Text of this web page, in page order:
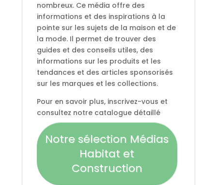
nombreux. Ce média offre des
informations et des inspirations à la
pointe sur les sujets de la maison et de
la mode. Il permet de trouver des
guides et des conseils utiles, des
informations sur les produits et les
tendances et des articles sponsorisés
sur les marques et les collections.
Pour en savoir plus, inscrivez-vous et
consultez notre catalogue détaillé
Notre sélection Médias
Habitat et
Construction